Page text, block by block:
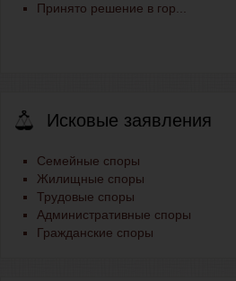
Принято решение в гор...
Исковые заявления
Семейные споры
Жилищные споры
Трудовые споры
Административные споры
Гражданские споры